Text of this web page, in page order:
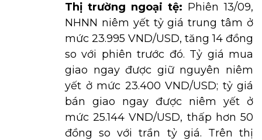
Thị trường ngoại tệ: Phiên 13/09,
NHNN niêm yết tỷ giá trung tâm ở
mức 23.995 VND/USD, tăng 14 đồng
so với phiên trước đó. Tỷ giá mua
giao ngay được giữ nguyên niêm
yết ở mức 23.400 VND/USD; tỷ giá
bán giao ngay được niêm yết ở
mức 25.144 VND/USD, thấp hơn 50
đồng so với trần tỷ giá. Trên thị